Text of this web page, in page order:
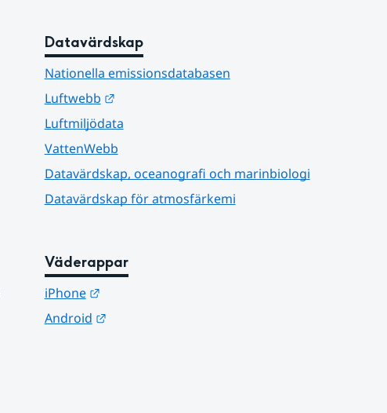
Datavärdskap
Nationella emissionsdatabasen
Luftwebb
Länk till annan webbplats.
Luftmiljödata
VattenWebb
Datavärdskap, oceanografi och marinbiologi
Datavärdskap för atmosfärkemi
Väderappar
iPhone
Länk till annan webbplats.
Android
Länk till annan webbplats.